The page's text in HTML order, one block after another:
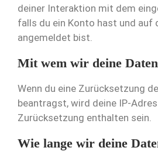
deiner Interaktion mit dem
falls du ein Konto hast und auf
angemeldet bist.
Mit wem wir deine
Wenn du eine Zurücksetzung
beantragst, wird deine IP-
Zurücksetzung enthalten sein.
Wie lange wir deine